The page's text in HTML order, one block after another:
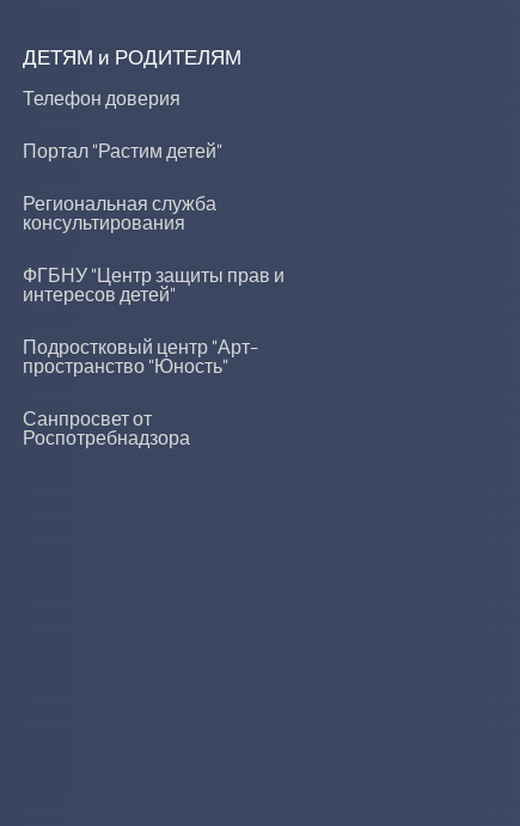
ДЕТЯМ и РОДИТЕЛЯМ
Телефон доверия
Портал "Растим детей"
Региональная служба
консультирования
ФГБНУ "Центр защиты прав и
интересов детей"
Подростковый центр "Арт-
пространство "Юность"
Санпросвет от
Роспотребнадзора